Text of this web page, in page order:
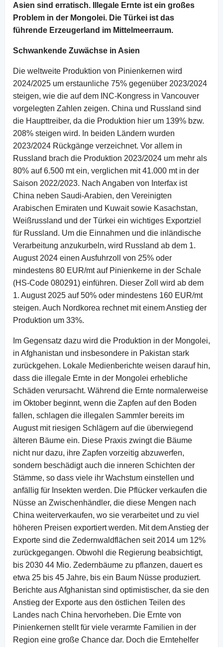
Asien sind erratisch. Illegale Ernte ist ein großes
Problem in der Mongolei. Die Türkei ist das
führende Erzeugerland im Mittelmeerraum.
Schwankende Zuwächse in Asien
Die weltweite Produktion von Pinienkernen wird
2024/2025 um erstaunliche 75% gegenüber 2023/2024
steigen, wie die auf dem INC-Kongress in Vancouver
vorgelegten Zahlen zeigen. China und Russland sind
die Haupttreiber, da die Produktion hier um 139% bzw.
208% steigen wird. In beiden Ländern wurden
2023/2024 Rückgänge verzeichnet. Vor allem in
Russland brach die Produktion 2023/2024 um mehr als
80% auf 6.500 mt ein, verglichen mit 41.000 mt in der
Saison 2022/2023. Nach Angaben von Interfax ist
China neben Saudi-Arabien, den Vereinigten
Arabischen Emiraten und Kuwait sowie Kasachstan,
Weißrussland und der Türkei ein wichtiges Exportziel
für Russland. Um die Einnahmen und die inländische
Verarbeitung anzukurbeln, wird Russland ab dem 1.
August 2024 einen Ausfuhrzoll von 25% oder
mindestens 80 EUR/mt auf Pinienkerne in der Schale
(HS-Code 080291) einführen. Dieser Zoll wird ab dem
1. August 2025 auf 50% oder mindestens 160 EUR/mt
steigen. Auch Nordkorea rechnet mit einem Anstieg der
Produktion um 33%.
Im Gegensatz dazu wird die Produktion in der Mongolei,
in Afghanistan und insbesondere in Pakistan stark
zurückgehen. Lokale Medienberichte weisen darauf hin,
dass die illegale Ernte in der Mongolei erhebliche
Schäden verursacht. Während die Ernte normalerweise
im Oktober beginnt, wenn die Zapfen auf den Boden
fallen, schlagen die illegalen Sammler bereits im
August mit riesigen Schlägern auf die überwiegend
älteren Bäume ein. Diese Praxis zwingt die Bäume
nicht nur dazu, ihre Zapfen vorzeitig abzuwerfen,
sondern beschädigt auch die inneren Schichten der
Stämme, so dass viele ihr Wachstum einstellen und
anfällig für Insekten werden. Die Pflücker verkaufen die
Nüsse an Zwischenhändler, die diese Mengen nach
China weiterverkaufen, wo sie verarbeitet und zu viel
höheren Preisen exportiert werden. Mit dem Anstieg der
Exporte sind die Zedernwaldflächen seit 2014 um 12%
zurückgegangen. Obwohl die Regierung beabsichtigt,
bis 2030 44 Mio. Zedernbäume zu pflanzen, dauert es
etwa 25 bis 45 Jahre, bis ein Baum Nüsse produziert.
Berichte aus Afghanistan sind optimistischer, da sie den
Anstieg der Exporte aus den östlichen Teilen des
Landes nach China hervorheben. Die Ernte von
Pinienkernen stellt für viele verarmte Familien in der
Region eine große Chance dar. Doch die Erntehelfer